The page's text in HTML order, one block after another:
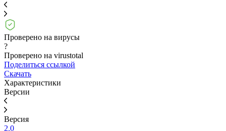
Проверено на вирусы
?
Проверено на virustotal
Поделиться ссылкой
Скачать
Характеристики
Версии
Версия
2.0